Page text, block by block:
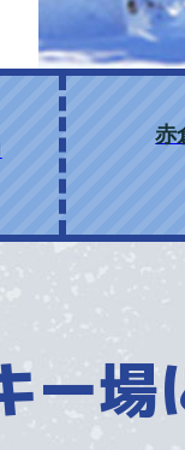
赤
ー場